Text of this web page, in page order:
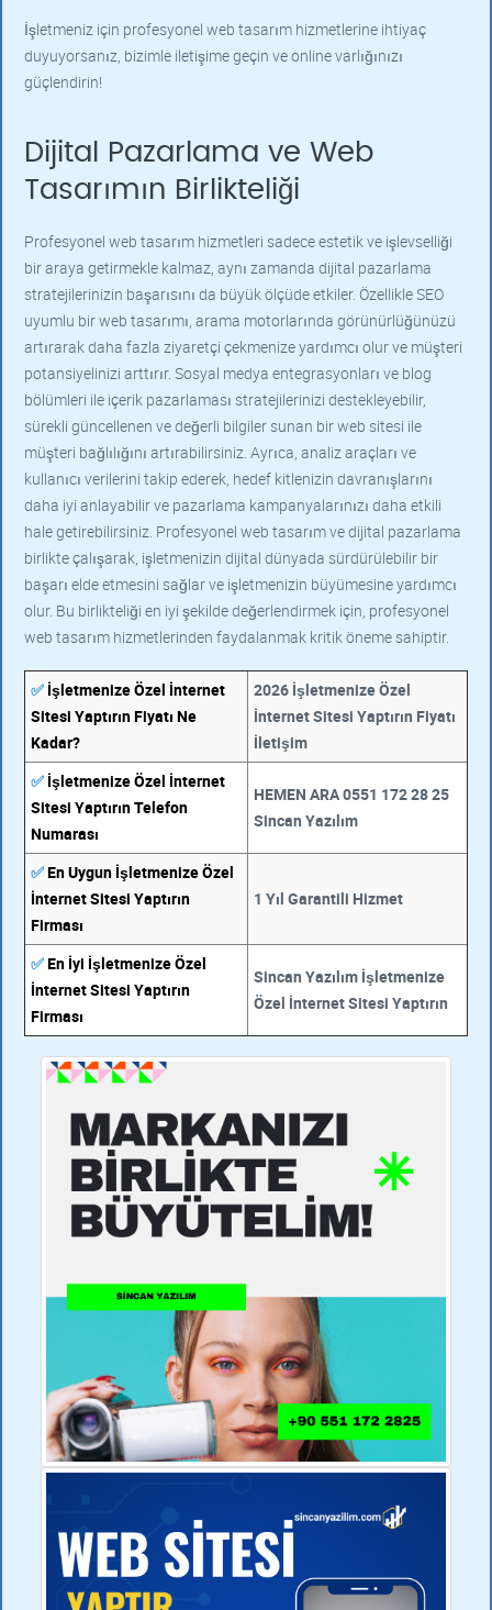
İşletmeniz için profesyonel web tasarım hizmetlerine ihtiyaç
duyuyorsanız, bizimle iletişime geçin ve online varlığınızı
güçlendirin!
Dijital Pazarlama ve Web
Tasarımın Birlikteliği
Profesyonel web tasarım hizmetleri sadece estetik ve işlevselliği
bir araya getirmekle kalmaz, aynı zamanda dijital pazarlama
stratejilerinizin başarısını da büyük ölçüde etkiler. Özellikle SEO
uyumlu bir web tasarımı, arama motorlarında görünürlüğünüzü
artırarak daha fazla ziyaretçi çekmenize yardımcı olur ve müşteri
potansiyelinizi arttırır. Sosyal medya entegrasyonları ve blog
bölümleri ile içerik pazarlaması stratejilerinizi destekleyebilir,
sürekli güncellenen ve değerli bilgiler sunan bir web sitesi ile
müşteri bağlılığını artırabilirsiniz. Ayrıca, analiz araçları ve
kullanıcı verilerini takip ederek, hedef kitlenizin davranışlarını
daha iyi anlayabilir ve pazarlama kampanyalarınızı daha etkili
hale getirebilirsiniz. Profesyonel web tasarım ve dijital pazarlama
birlikte çalışarak, işletmenizin dijital dünyada sürdürülebilir bir
başarı elde etmesini sağlar ve işletmenizin büyümesine yardımcı
olur. Bu birlikteliği en iyi şekilde değerlendirmek için, profesyonel
web tasarım hizmetlerinden faydalanmak kritik öneme sahiptir.
✅ İşletmenize Özel İnternet
Sitesi Yaptırın Fiyatı Ne
Kadar?
2026 İşletmenize Özel
İnternet Sitesi Yaptırın Fiyatı
İletişim
✅ İşletmenize Özel İnternet
Sitesi Yaptırın Telefon
Numarası
HEMEN ARA 0551 172 28 25
Sincan Yazılım
✅En Uygun İşletmenize Özel
İnternet Sitesi Yaptırın
Firması
1 Yıl Garantili Hizmet
✅En İyi İşletmenize Özel
İnternet Sitesi Yaptırın
Firması
Sincan Yazılım İşletmenize
Özel İnternet Sitesi Yaptırın